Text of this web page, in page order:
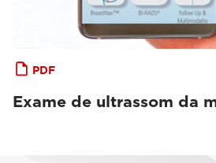
PDF
Exame de ultrassom da